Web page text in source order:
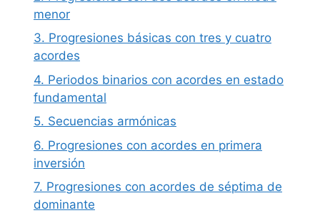
menor
3. Progresiones básicas con tres y cuatro
acordes
4. Periodos binarios con acordes en estado
fundamental
5. Secuencias armónicas
6. Progresiones con acordes en primera
inversión
7. Progresiones con acordes de séptima de
dominante